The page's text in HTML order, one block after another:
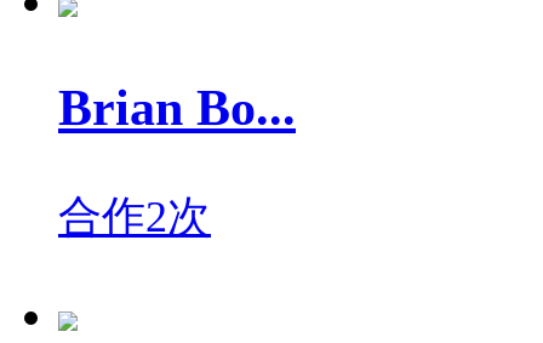
Brian Bo...
合作2次